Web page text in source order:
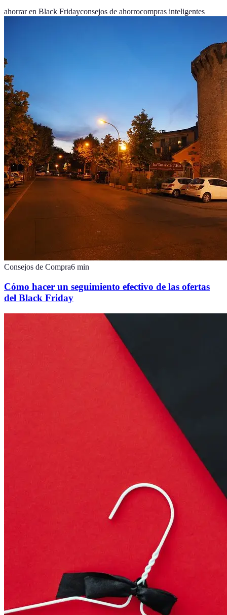
ahorrar en Black Fridayconsejos de ahorrocompras inteligentes
Consejos de Compra6 min
Cómo hacer un seguimiento efectivo de las ofertas
del Black Friday